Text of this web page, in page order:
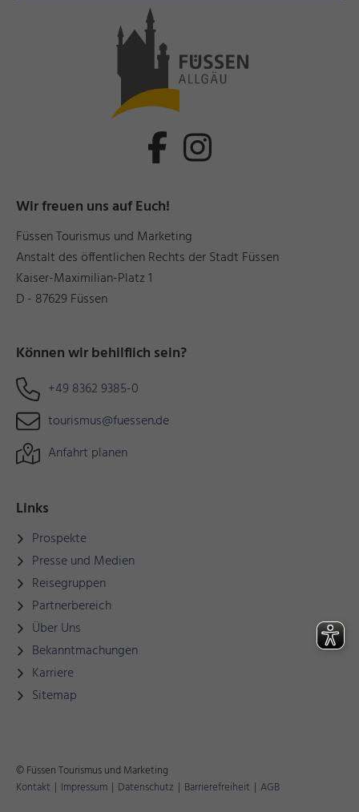
Wir freuen uns auf Euch!
Füssen Tourismus und Marketing
Anstalt des öffentlichen Rechts der Stadt Füssen
Kaiser-Maximilian-Platz 1
D - 87629 Füssen
Können wir behilflich sein?
+49 8362 9385-0
tourismus@fuessen.de
Anfahrt planen
Links
Prospekte
Presse und Medien
Reisegruppen
Partnerbereich
Über Uns
Bekanntmachungen
Karriere
Sitemap
© Füssen Tourismus und Marketing
Kontakt | Impressum | Datenschutz | Barrierefreiheit | AGB